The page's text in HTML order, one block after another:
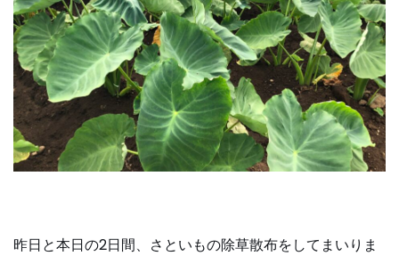
昨日と本日の2日間、さといもの除草散布をしてまいりま